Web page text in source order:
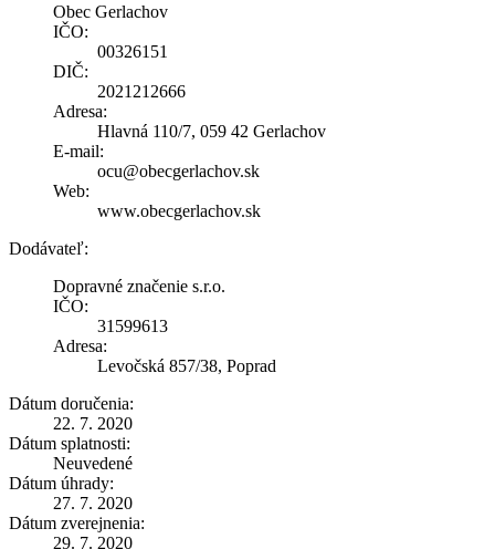
Obec Gerlachov
IČO:
00326151
DIČ:
2021212666
Adresa:
Hlavná 110/7, 059 42 Gerlachov
E-mail:
ocu@obecgerlachov.sk
Web:
www.obecgerlachov.sk
Dodávateľ:
Dopravné značenie s.r.o.
IČO:
31599613
Adresa:
Levočská 857/38, Poprad
Dátum doručenia:
22. 7. 2020
Dátum splatnosti:
Neuvedené
Dátum úhrady:
27. 7. 2020
Dátum zverejnenia:
29. 7. 2020